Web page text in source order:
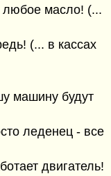
любое масло! (...
(... в кассах
машину будут
леденец - все
двигатель!